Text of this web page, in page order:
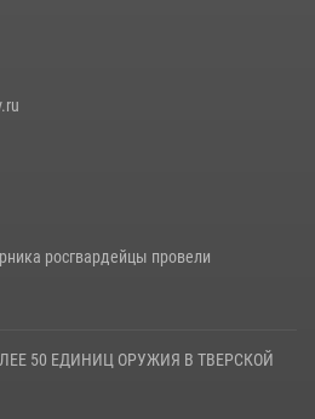
водителю на дороге в городе Кашин
росгвардейцы провели
50 ЕДИНИЦ ОРУЖИЯ В ТВЕРСКОЙ